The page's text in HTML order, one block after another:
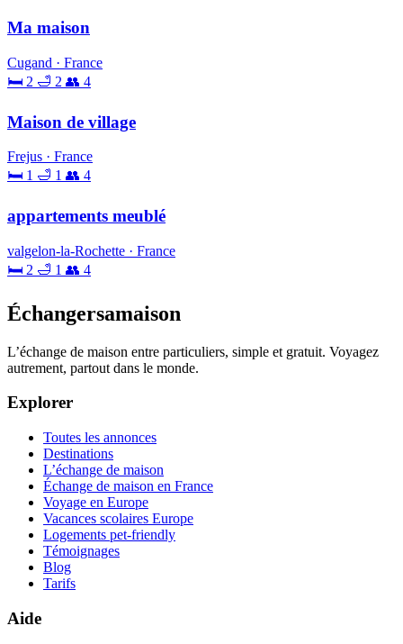
Ma maison
Cugand · France
🛏 2 🛁 2 👥 4
Maison de village
Frejus · France
🛏 1 🛁 1 👥 4
appartements meublé
valgelon-la-Rochette · France
🛏 2 🛁 1 👥 4
Échangersamaison
L’échange de maison entre particuliers, simple et gratuit. Voyagez
autrement, partout dans le monde.
Explorer
Toutes les annonces
Destinations
L’échange de maison
Échange de maison en France
Voyage en Europe
Vacances scolaires Europe
Logements pet-friendly
Témoignages
Blog
Tarifs
Aide